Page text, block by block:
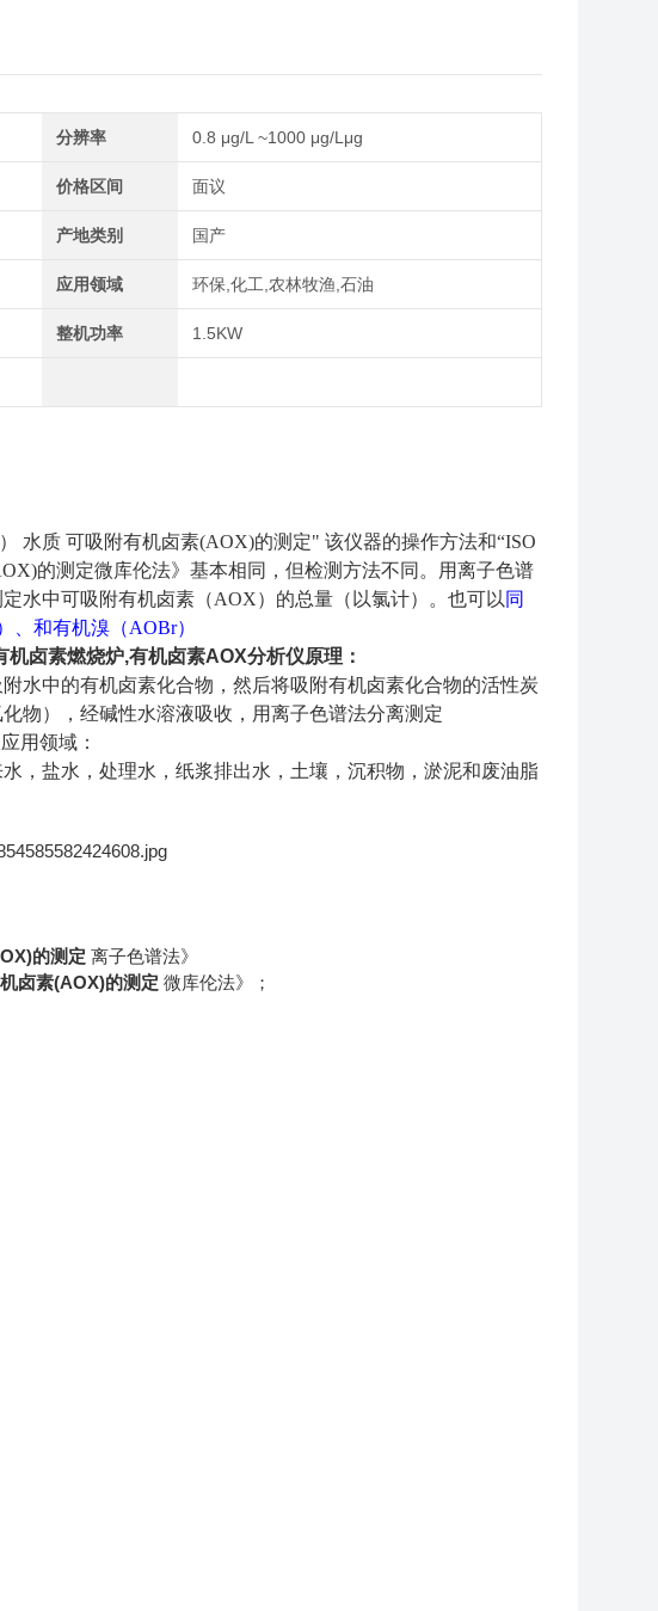
分辨率 0.8 μg/L ~1000 μg/Lμg
价格区间 面议
产地类别 国产
应用领域 环保,化工,农林牧渔,石油
整机功率 1.5KW
水质 可吸附有机卤素(AOX)的测定" 该仪器的操作方法和“ISO
的测定微库伦法》 基本相同，但检测方法不同。用离子色谱
水中可吸附有机卤素（AOX）的总量（以氯计）。也可以 同
和有机溴（AOBr）
卤素燃烧炉,有机卤素AOX分析仪原理：
水中的有机卤素化合物，然后将吸附有机卤素化合物的活性炭
物），经碱性水溶液吸收，用离子色谱法分离测定
应用领域：
，盐水，处理水，纸浆排出水，土壤，沉积物，淤泥和废油脂
的测定 离子色谱法》
卤素(AOX)的测定 微库伦法》；